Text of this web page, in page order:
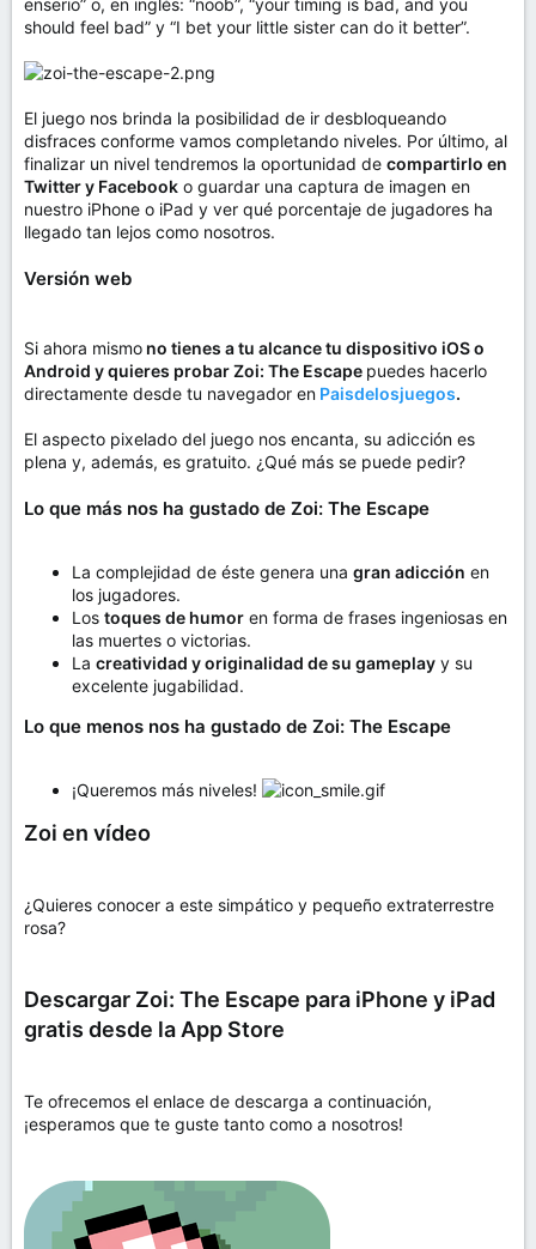
enserio” o, en inglés: “noob”, “your timing is bad, and you
should feel bad” y “I bet your little sister can do it better”.
El juego nos brinda la posibilidad de ir desbloqueando
disfraces conforme vamos completando niveles. Por último, al
finalizar un nivel tendremos la oportunidad de compartirlo en
Twitter y Facebook o guardar una captura de imagen en
nuestro iPhone o iPad y ver qué porcentaje de jugadores ha
llegado tan lejos como nosotros.
Versión web
Si ahora mismo no tienes a tu alcance tu dispositivo iOS o
Android y quieres probar Zoi: The Escape puedes hacerlo
directamente desde tu navegador en Paisdelosjuegos.
El aspecto pixelado del juego nos encanta, su adicción es
plena y, además, es gratuito. ¿Qué más se puede pedir?
Lo que más nos ha gustado de Zoi: The Escape
La complejidad de éste genera una gran adicción en
los jugadores.
Los toques de humor en forma de frases ingeniosas en
las muertes o victorias.
La creatividad y originalidad de su gameplay y su
excelente jugabilidad.
Lo que menos nos ha gustado de Zoi: The Escape
¡Queremos más niveles!
Zoi en vídeo
¿Quieres conocer a este simpático y pequeño extraterrestre
rosa?
Descargar Zoi: The Escape para iPhone y iPad
gratis desde la App Store
Te ofrecemos el enlace de descarga a continuación,
¡esperamos que te guste tanto como a nosotros!